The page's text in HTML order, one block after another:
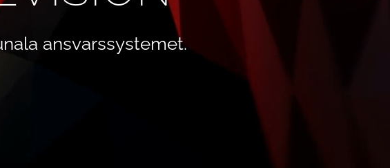
ansvarssystemet.